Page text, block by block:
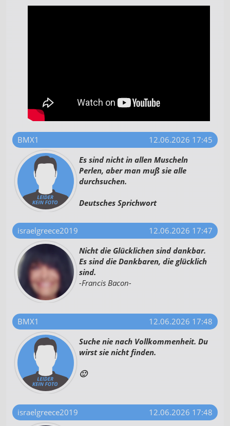
BMX1
12.06.2026 17:45
Es sind nicht in allen Muscheln
Perlen, aber man muß sie alle
durchsuchen.
Deutsches Sprichwort
israelgreece2019
12.06.2026 17:47
Nicht die Glücklichen sind dankbar.
Es sind die Dankbaren, die glücklich
sind.
-Francis Bacon-
BMX1
12.06.2026 17:48
Suche nie nach Vollkommenheit. Du
wirst sie nicht finden.
🙂
israelgreece2019
12.06.2026 17:48